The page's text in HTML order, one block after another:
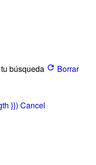
búsqueda
Borrar
}}) Cancel